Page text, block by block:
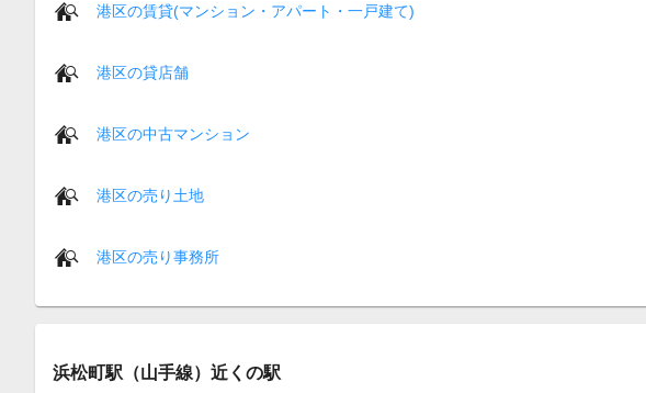
港区の賃貸(マンション・アパート・一戸建て)
港区の貸店舗
港区の中古マンション
港区の売り土地
港区の売り事務所
浜松町駅（山手線）近くの駅